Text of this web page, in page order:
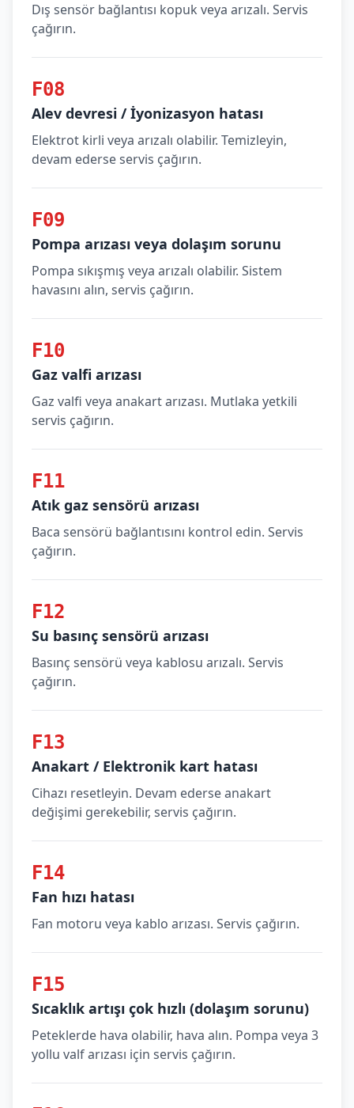
Dış sensör bağlantısı kopuk veya arızalı. Servis
çağırın.
F08
Alev devresi / İyonizasyon hatası
Elektrot kirli veya arızalı olabilir. Temizleyin,
devam ederse servis çağırın.
F09
Pompa arızası veya dolaşım sorunu
Pompa sıkışmış veya arızalı olabilir. Sistem
havasını alın, servis çağırın.
F10
Gaz valfi arızası
Gaz valfi veya anakart arızası. Mutlaka yetkili
servis çağırın.
F11
Atık gaz sensörü arızası
Baca sensörü bağlantısını kontrol edin. Servis
çağırın.
F12
Su basınç sensörü arızası
Basınç sensörü veya kablosu arızalı. Servis
çağırın.
F13
Anakart / Elektronik kart hatası
Cihazı resetleyin. Devam ederse anakart
değişimi gerekebilir, servis çağırın.
F14
Fan hızı hatası
Fan motoru veya kablo arızası. Servis çağırın.
F15
Sıcaklık artışı çok hızlı (dolaşım sorunu)
Peteklerde hava olabilir, hava alın. Pompa veya 3
yollu valf arızası için servis çağırın.